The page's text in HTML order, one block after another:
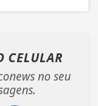
CELULAR
no seu